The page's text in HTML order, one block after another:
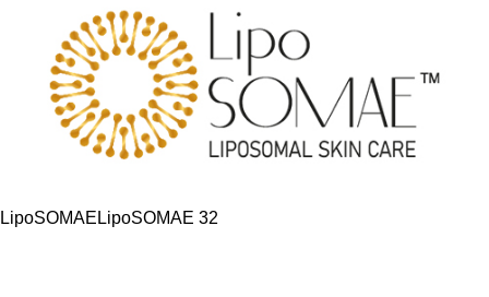
LipoSOMAE LipoSOMAE 32